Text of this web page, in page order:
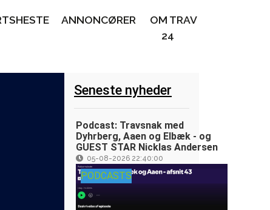
Seneste nyheder
Podcast: Travsnak med
Dyhrberg, Aaen og Elbæk - og
GUEST STAR Nicklas Andersen
05-08-2026 22:40:00
PODCASTS
ANNONCØRER
OM TRAV
24